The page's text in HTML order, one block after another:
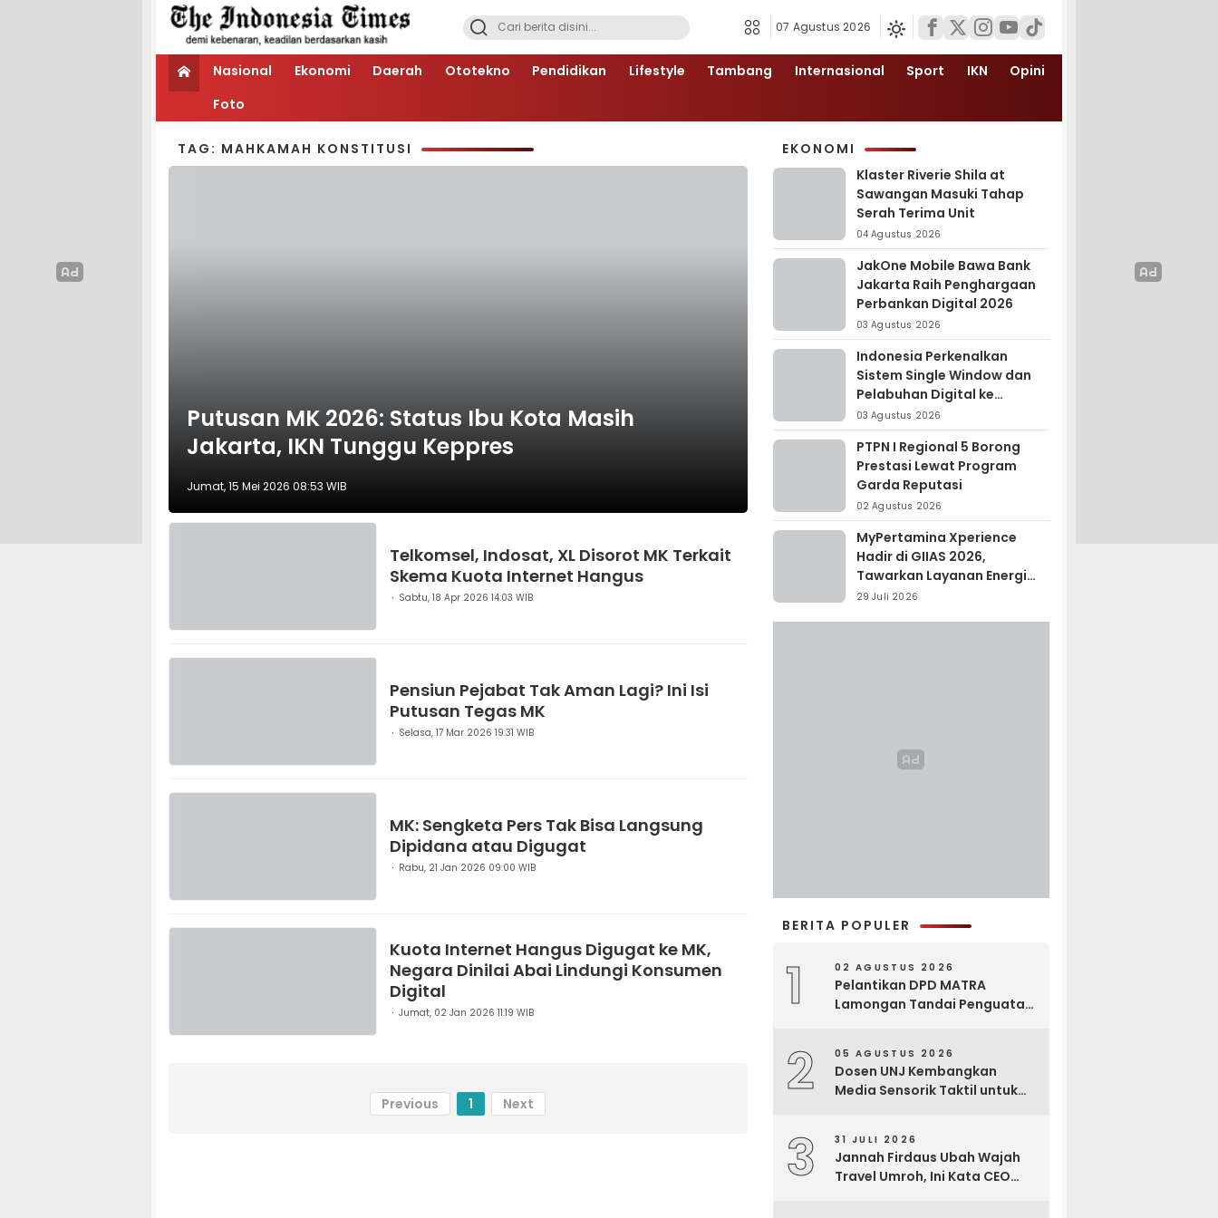
07 Agustus 2026
Nasional Ekonomi Daerah Ototekno Pendidikan Lifestyle Tambang Internasional Sport IKN
Opini
Foto
TAG: MAHKAMAH KONSTITUSI
Putusan MK 2026: Status Ibu Kota Masih
Jakarta, IKN Tunggu Keppres
Jumat, 15 Mei 2026 08:53 WIB
Telkomsel, Indosat, XL Disorot MK Terkait
Skema Kuota Internet Hangus
Sabtu, 18 Apr 2026 14:03 WIB
Pensiun Pejabat Tak Aman Lagi? Ini Isi
Putusan Tegas MK
Selasa, 17 Mar 2026 19:31 WIB
MK: Sengketa Pers Tak Bisa Langsung
Dipidana atau Digugat
Rabu, 21 Jan 2026 09:00 WIB
Kuota Internet Hangus Digugat ke MK,
Negara Dinilai Abai Lindungi Konsumen
Digital
Jumat, 02 Jan 2026 11:19 WIB
Previous 1 Next
EKONOMI
Klaster Riverie Shila at
Sawangan Masuki Tahap
Serah Terima Unit
04 Agustus 2026
JakOne Mobile Bawa Bank
Jakarta Raih Penghargaan
Perbankan Digital 2026
03 Agustus 2026
Indonesia Perkenalkan
Sistem Single Window dan
Pelabuhan Digital ke
Madagaskar
03 Agustus 2026
PTPN I Regional 5 Borong
Prestasi Lewat Program
Garda Reputasi
02 Agustus 2026
MyPertamina Xperience
Hadir di GIIAS 2026,
Tawarkan Layanan Energi
Terintegrasi
29 Juli 2026
BERITA POPULER
1 02 AGUSTUS 2026
Pelantikan DPD MATRA
Lamongan Tandai Penguatan
2 05 AGUSTUS 2026
Dosen UNJ Kembangkan
Media Sensorik Taktil untuk
3 31 JULI 2026
Jannah Firdaus Ubah Wajah
Travel Umroh, Ini Kata CEO